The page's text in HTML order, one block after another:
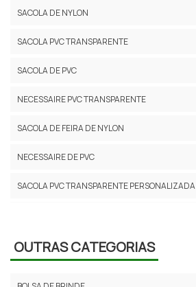
SACOLA DE NYLON
SACOLA PVC TRANSPARENTE
SACOLA DE PVC
NECESSAIRE PVC TRANSPARENTE
SACOLA DE FEIRA DE NYLON
NECESSAIRE DE PVC
SACOLA PVC TRANSPARENTE PERSONALIZADA
SACOLA DE NYLON GRANDE
OUTRAS CATEGORIAS